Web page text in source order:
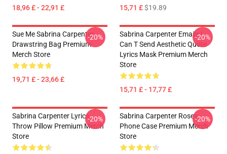
18,96 £ - 22,91 £ 15,71 £$19.89
Sue Me Sabrina Carpenter
Drawstring Bag Premium
Merch Store
19,71 £ - 23,66 £
-20%
Sabrina Carpenter Emails I
Can T Send Aesthetic Quote
Lyrics Mask Premium Merch
Store
15,71 £ - 17,77 £
-20%
Sabrina Carpenter Lyrics
Throw Pillow Premium Merch
Store
-20%
Sabrina Carpenter Roses
Phone Case Premium Merch
Store
-20%